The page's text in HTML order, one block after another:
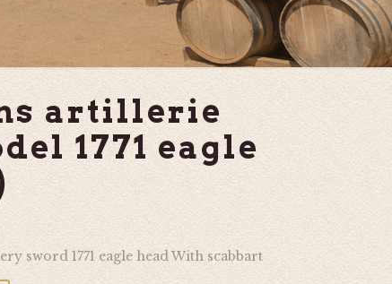
artillerie
1771 eagle
sword 1771 eagle head With scabbart